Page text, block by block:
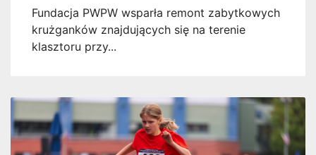
Fundacja PWPW wsparła remont zabytkowych
krużganków znajdujących się na terenie
klasztoru przy...